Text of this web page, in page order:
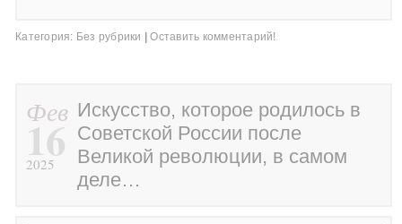
Категория: Без рубрики Оставить комментарий!
Фев
16
2025
Искусство, которое родилось в
Советской России после
Великой революции, в самом
деле…